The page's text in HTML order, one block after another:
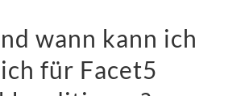
wann kann ich
für Facet5